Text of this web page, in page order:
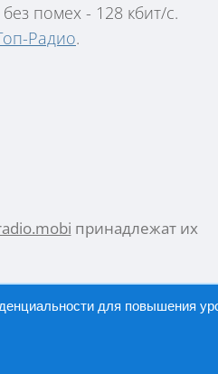
помех - 128 кбит/с.
Радио.
принадлежат их
для повышения